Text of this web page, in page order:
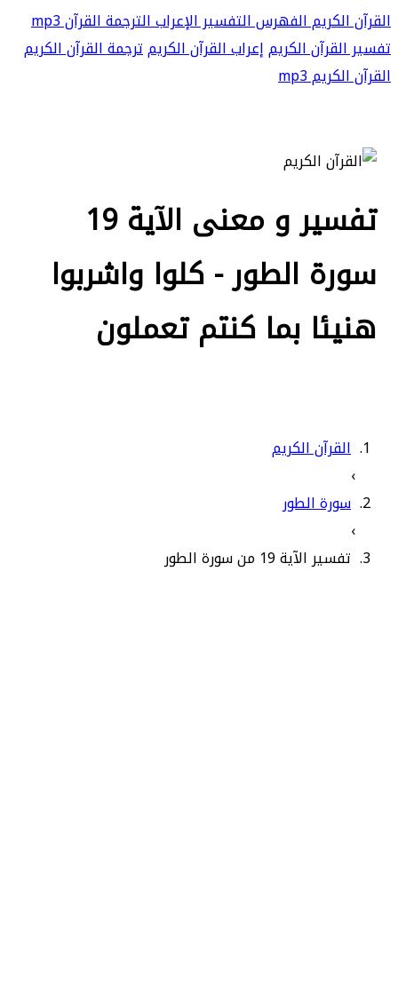
القرآن الكريمالفهرسالتفسيرالإعرابالترجمةالقرآن mp3
تفسير القرآن الكريمإعراب القرآن الكريمترجمة القرآن الكريم
القرآن الكريم mp3
تفسير و معنى الآية 19
سورة الطور - كلوا واشربوا
هنيئا بما كنتم تعملون
القرآن الكريم
›
سورة الطور
›
تفسير الآية 19 من سورة الطور